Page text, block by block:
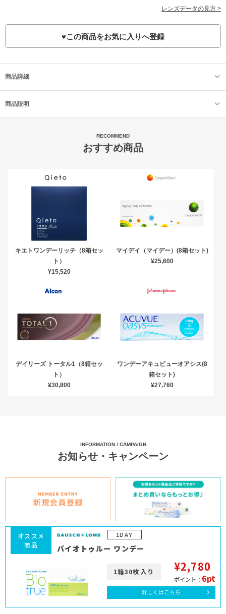
レンズデータの見方 >
♥この商品をお気に入りへ登録
商品詳細
商品説明
RECOMMEND
おすすめ商品
キエトワンデーリッチ（8箱セッ
ト）
¥15,520
マイデイ（マイデー）(8箱セット)
¥25,600
デイリーズ トータル1（8箱セッ
ト）
¥30,800
ワンデーアキュビューオアシス(8
箱セット)
¥27,760
INFORMATION / CAMPAIGN
お知らせ・キャンペーン
1DAY
オススメ
商品
バイオトゥルー ワンデー
1箱30枚入り ¥2,780
ポイント： 6pt
詳しくはこちら